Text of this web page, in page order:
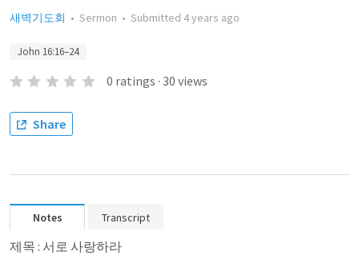
새벽기도회 • Sermon • Submitted 4 years ago
John 16:16–24
0 ratings · 30 views
Share
Notes Transcript
제목 : 서로 사랑하라